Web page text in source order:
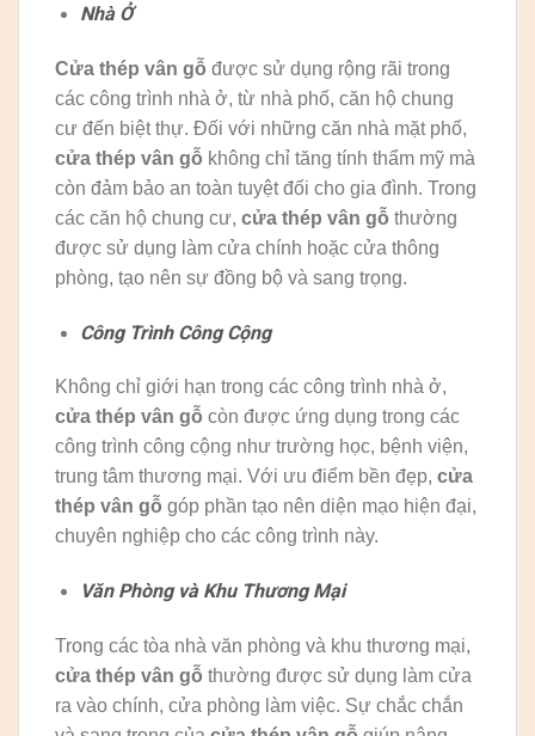
Nhà Ở
Cửa thép vân gỗ được sử dụng rộng rãi trong
các công trình nhà ở, từ nhà phố, căn hộ chung
cư đến biệt thự. Đối với những căn nhà mặt phố,
cửa thép vân gỗ không chỉ tăng tính thẩm mỹ mà
còn đảm bảo an toàn tuyệt đối cho gia đình. Trong
các căn hộ chung cư, cửa thép vân gỗ thường
được sử dụng làm cửa chính hoặc cửa thông
phòng, tạo nên sự đồng bộ và sang trọng.
Công Trình Công Cộng
Không chỉ giới hạn trong các công trình nhà ở,
cửa thép vân gỗ còn được ứng dụng trong các
công trình công cộng như trường học, bệnh viện,
trung tâm thương mại. Với ưu điểm bền đẹp, cửa
thép vân gỗ góp phần tạo nên diện mạo hiện đại,
chuyên nghiệp cho các công trình này.
Văn Phòng và Khu Thương Mại
Trong các tòa nhà văn phòng và khu thương mại,
cửa thép vân gỗ thường được sử dụng làm cửa
ra vào chính, cửa phòng làm việc. Sự chắc chắn